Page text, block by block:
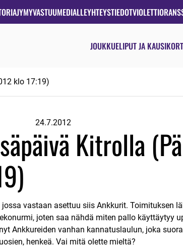
JYMYVASTUUMEDIALLEYHTEYSTIEDOT
JOUKKUELIPUT JA
klo 17:19)
24.7.2012
Kitrolla
vastaan asettuu siis Ankkurit. Toimituksen
joten saa nähdä miten pallo käyttäytyy
Ankkureiden vanhan kannatuslaulun, joka
henkeä. Vai mitä olette mieltä?